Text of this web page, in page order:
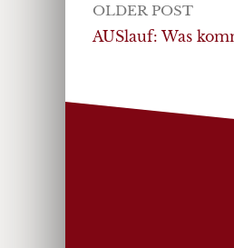
Post
navigation
OLDER POST
AUSlauf: Was